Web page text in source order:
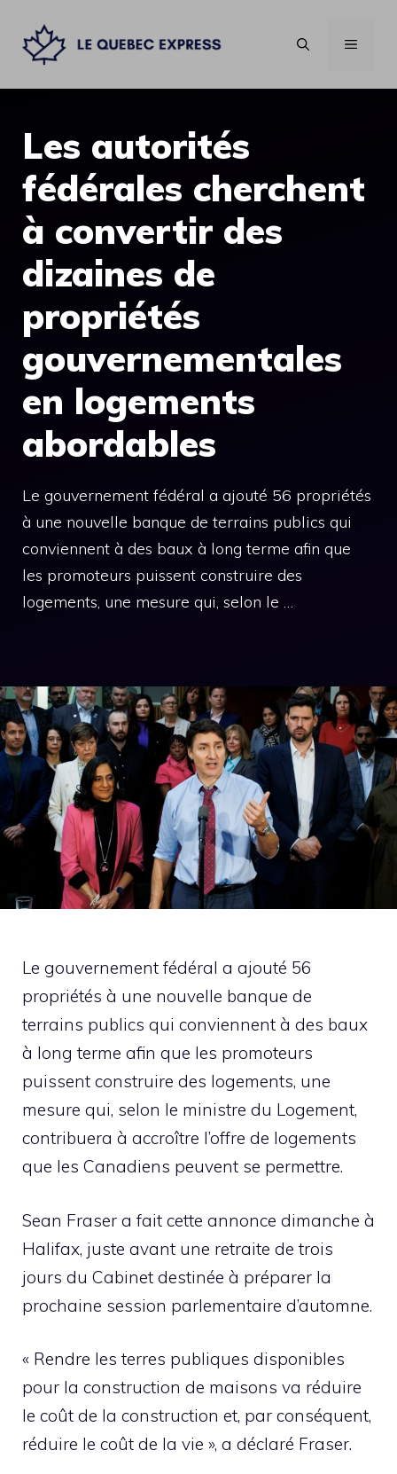
contenu
MENU
Les autorités
fédérales cherchent
à convertir des
dizaines de
propriétés
gouvernementales
en logements
abordables
Le gouvernement fédéral a ajouté 56 propriétés
à une nouvelle banque de terrains publics qui
conviennent à des baux à long terme afin que
les promoteurs puissent construire des
logements, une mesure qui, selon le …
Le gouvernement fédéral a ajouté 56
propriétés à une nouvelle banque de
terrains publics qui conviennent à des baux
à long terme afin que les promoteurs
puissent construire des logements, une
mesure qui, selon le ministre du Logement,
contribuera à accroître l’offre de logements
que les Canadiens peuvent se permettre.
Sean Fraser a fait cette annonce dimanche à
Halifax, juste avant une retraite de trois
jours du Cabinet destinée à préparer la
prochaine session parlementaire d’automne.
« Rendre les terres publiques disponibles
pour la construction de maisons va réduire
le coût de la construction et, par conséquent,
réduire le coût de la vie », a déclaré Fraser.